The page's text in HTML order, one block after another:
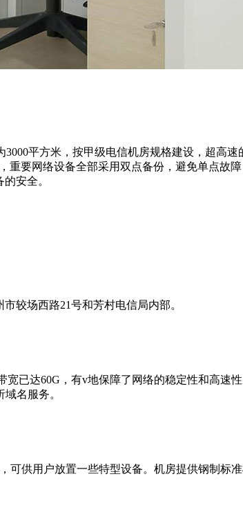
平方米，按甲级电信机房规格建设，超高速
重要网络设备全部采用双点备份，避免单点故
安全。
较场西路21号和芳村电信局内部。
已达60G，有v地保障了网络的稳定性和高速
名服务。
供用户放置一些特型设备。机房提供钢制标准